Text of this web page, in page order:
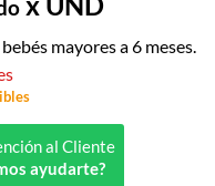
mayores a 6 meses.
al Cliente
ayudarte?